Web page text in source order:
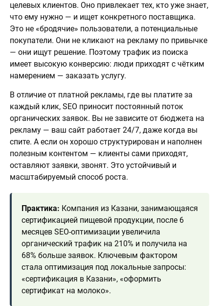
целевых клиентов. Оно привлекает тех, кто уже знает,
что ему нужно — и ищет конкретного поставщика.
Это не «бродячие» пользователи, а потенциальные
покупатели. Они не кликают на рекламу по привычке
— они ищут решение. Поэтому трафик из поиска
имеет высокую конверсию: люди приходят с чётким
намерением — заказать услугу.
В отличие от платной рекламы, где вы платите за
каждый клик, SEO приносит постоянный поток
органических заявок. Вы не зависите от бюджета на
рекламу — ваш сайт работает 24/7, даже когда вы
спите. А если он хорошо структурирован и наполнен
полезным контентом — клиенты сами приходят,
оставляют заявки, звонят. Это устойчивый и
масштабируемый способ роста.
Практика: Компания из Казани, занимающаяся
сертификацией пищевой продукции, после 6
месяцев SEO-оптимизации увеличила
органический трафик на 210% и получила на
68% больше заявок. Ключевым фактором
стала оптимизация под локальные запросы:
«сертификация в Казани», «оформить
сертификат на молоко».